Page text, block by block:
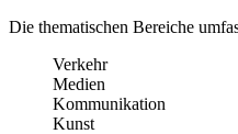
Die thematischen Bereiche
Verkehr
Medien
Kommunikation
Kunst